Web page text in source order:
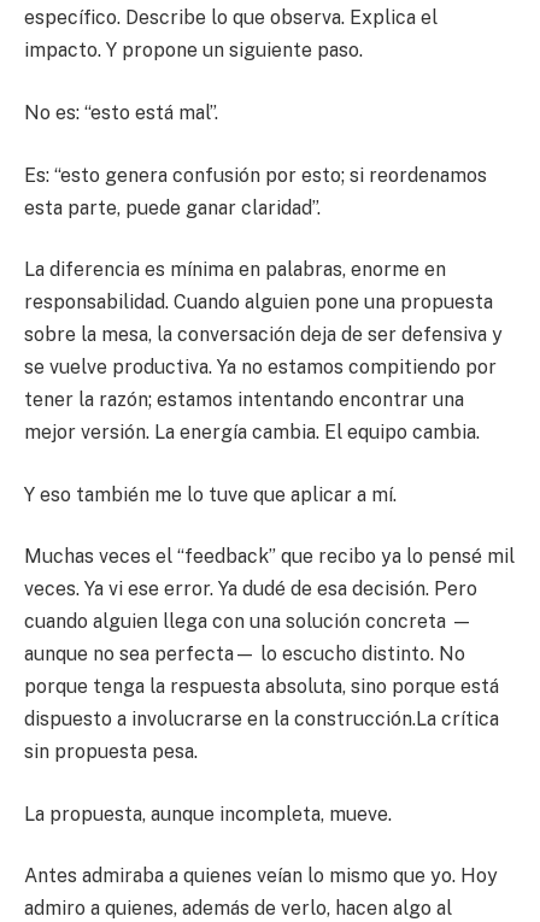
específico. Describe lo que observa. Explica el
impacto. Y propone un siguiente paso.
No es: “esto está mal”.
Es: “esto genera confusión por esto; si reordenamos
esta parte, puede ganar claridad”.
La diferencia es mínima en palabras, enorme en
responsabilidad. Cuando alguien pone una propuesta
sobre la mesa, la conversación deja de ser defensiva y
se vuelve productiva. Ya no estamos compitiendo por
tener la razón; estamos intentando encontrar una
mejor versión. La energía cambia. El equipo cambia.
Y eso también me lo tuve que aplicar a mí.
Muchas veces el “feedback” que recibo ya lo pensé mil
veces. Ya vi ese error. Ya dudé de esa decisión. Pero
cuando alguien llega con una solución concreta —
aunque no sea perfecta— lo escucho distinto. No
porque tenga la respuesta absoluta, sino porque está
dispuesto a involucrarse en la construcción.La crítica
sin propuesta pesa.
La propuesta, aunque incompleta, mueve.
Antes admiraba a quienes veían lo mismo que yo. Hoy
admiro a quienes, además de verlo, hacen algo al